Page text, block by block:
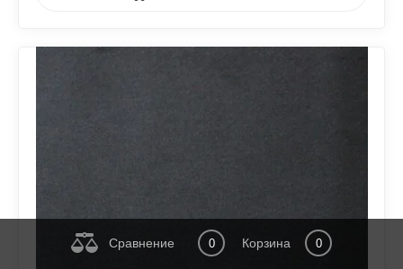
Сравнение 0 Корзина 0